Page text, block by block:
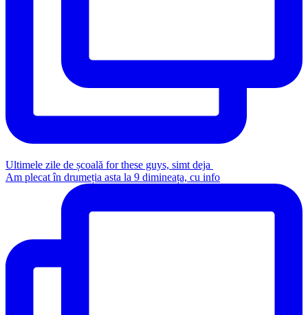
Ultimele zile de școală for these guys, simt deja
Am plecat în drumeția asta la 9 dimineața, cu info